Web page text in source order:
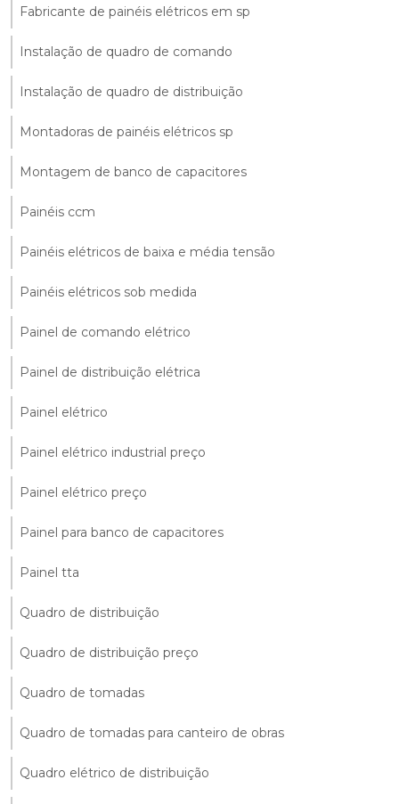
Fabricante de painéis elétricos em sp
Instalação de quadro de comando
Instalação de quadro de distribuição
Montadoras de painéis elétricos sp
Montagem de banco de capacitores
Painéis ccm
Painéis elétricos de baixa e média tensão
Painéis elétricos sob medida
Painel de comando elétrico
Painel de distribuição elétrica
Painel elétrico
Painel elétrico industrial preço
Painel elétrico preço
Painel para banco de capacitores
Painel tta
Quadro de distribuição
Quadro de distribuição preço
Quadro de tomadas
Quadro de tomadas para canteiro de obras
Quadro elétrico de distribuição